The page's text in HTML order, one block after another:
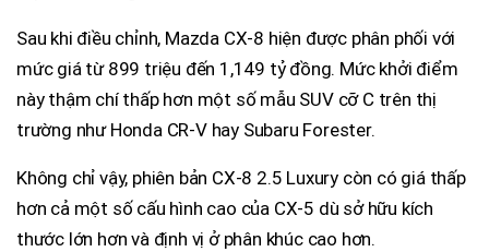
Sau khi điều chỉnh, Mazda CX-8 hiện được phân phối với
mức giá từ 899 triệu đến 1,149 tỷ đồng. Mức khởi điểm
này thậm chí thấp hơn một số mẫu SUV cỡ C trên thị
trường như Honda CR-V hay Subaru Forester.
Không chỉ vậy, phiên bản CX-8 2.5 Luxury còn có giá thấp
hơn cả một số cấu hình cao của CX-5 dù sở hữu kích
thước lớn hơn và định vị ở phân khúc cao hơn.